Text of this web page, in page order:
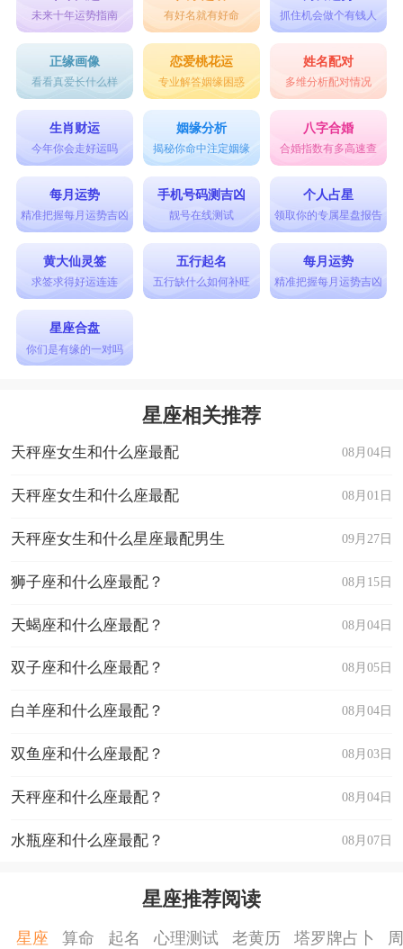
未来十年运势指南 有好名就有好命 抓住机会做个有钱人
正缘画像
看看真爱长什么样
恋爱桃花运
专业解答姻缘困惑
姓名配对
多维分析配对情况
生肖财运
今年你会走好运吗
姻缘分析
揭秘你命中注定姻缘
八字合婚
合婚指数有多高速查
每月运势
精准把握每月运势吉凶
手机号码测吉凶
靓号在线测试
个人占星
领取你的专属星盘报告
黄大仙灵签
求签求得好运连连
五行起名
五行缺什么如何补旺
每月运势
精准把握每月运势吉凶
星座合盘
你们是有缘的一对吗
星座相关推荐
08月04日
天秤座女生和什么座最配
08月01日
天秤座女生和什么座最配
09月27日
天秤座女生和什么星座最配男生
08月15日
狮子座和什么座最配？
08月04日
天蝎座和什么座最配？
08月05日
双子座和什么座最配？
08月04日
白羊座和什么座最配？
08月03日
双鱼座和什么座最配？
08月04日
天秤座和什么座最配？
08月07日
水瓶座和什么座最配？
星座推荐阅读
星座 算命 起名 心理测试 老黄历 塔罗牌占卜